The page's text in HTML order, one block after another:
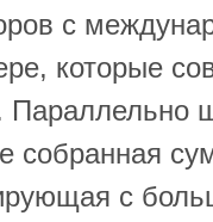
с
которые
Параллельно
собранная
с